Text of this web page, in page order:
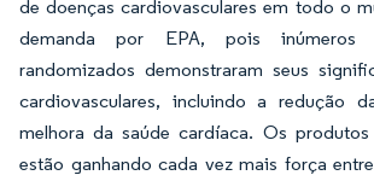
de doenças cardiovasculares em todo o
demanda por EPA, pois inúmeros
randomizados demonstraram seus
cardiovasculares, incluindo a redução
melhora da saúde cardíaca. Os
estão ganhando cada vez mais força